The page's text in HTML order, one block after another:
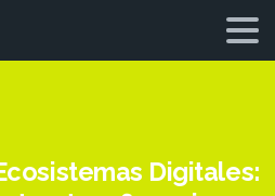
Digitales: